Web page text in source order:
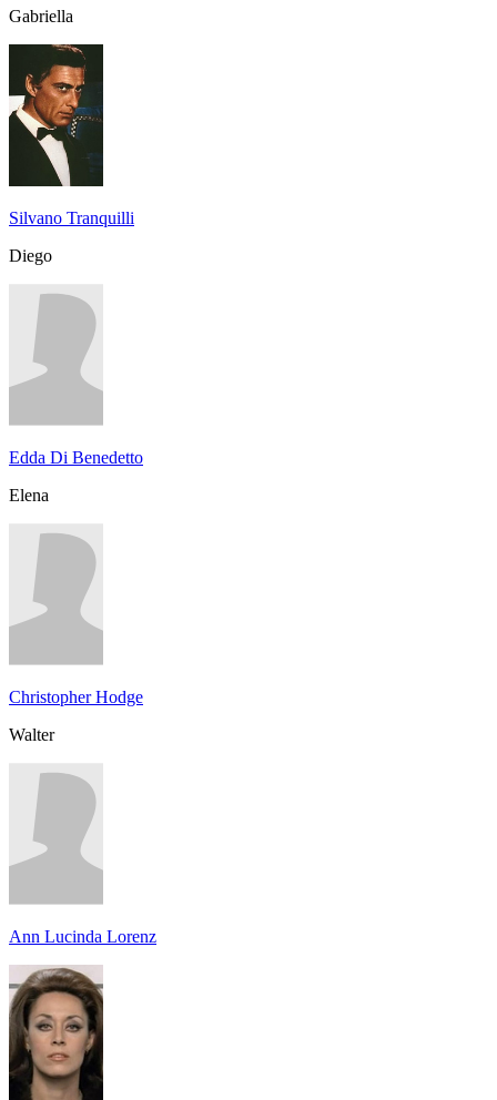
Gabriella
Silvano Tranquilli
Diego
Edda Di Benedetto
Elena
Christopher Hodge
Walter
Ann Lucinda Lorenz